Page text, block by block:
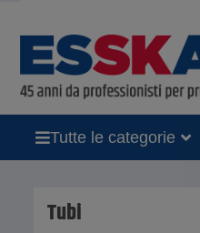
Tutte le categorie
Tubi